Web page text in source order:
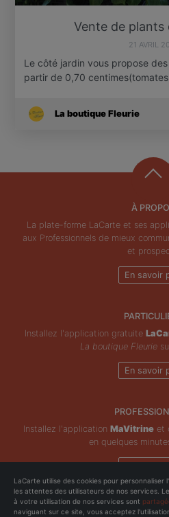
Vente de plants
21 AVRIL
Le côté jardin vous propose
partir de 0,70
La boutique Fleurie
À
La plate-forme LaCarte et ses
aux Professionnels de mieux
et
En savoir
Installez l'application gratuite
La boutique Fleurie
En savoir
Installez l'application MaVitrineet
en quelques
En savoir
Copyright © ZeMAP 2026 -
LaCarte utilise des cookies pour personnaliser
les attentes des utilisateurs de nos services.
à votre utilisation de nos services sont
naviguant sur ce site, vous acceptez